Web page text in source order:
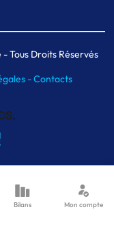
Tous Droits Réservés
-Contacts
Bilans Mon compte